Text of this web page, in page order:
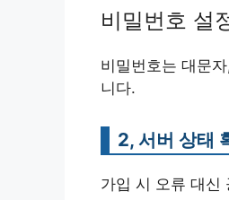
비밀번호 설
비밀번호는 대문
니다.
2, 서버 상태
가입 시 오류 대신